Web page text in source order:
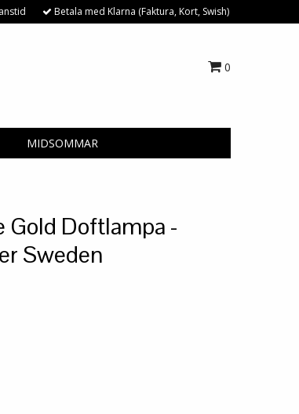
Betala med Klarna (Faktura, Kort, Swish)
0
MIDSOMMAR
Gold Doftlampa -
Sweden